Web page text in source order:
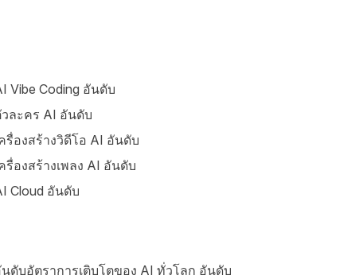
Vibe Coding อันดับ
ละคร AI อันดับ
รื่องสร้างวิดีโอ AI อันดับ
รื่องสร้างเพลง AI อันดับ
Cloud อันดับ
ดับอัตราการเติบโตของ AI ทั่วโลก อันดับ